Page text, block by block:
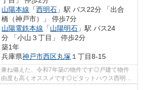
山陽本線 「西明石 」駅 バス22分 「出合
橋（神戸市）」 停歩7分
山陽電鉄本線 「山陽明石 」駅 バス24
分 「小山３丁目」 停歩2分
築1年
兵庫県神戸市西区丸塚１丁目8-15
ね備えた、令和7年築の物件です◎戸建て物件
度も高くオススメです◎ピタットハウス西明石